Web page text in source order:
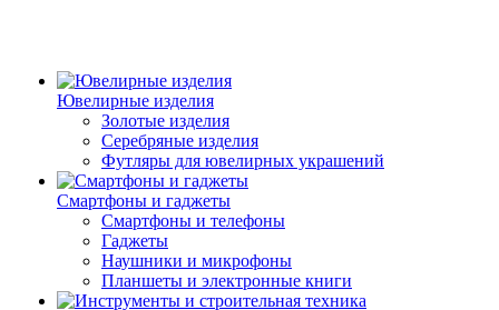
Ювелирные изделия
Золотые изделия
Серебряные изделия
Футляры для ювелирных украшений
Смартфоны и гаджеты
Смартфоны и телефоны
Гаджеты
Наушники и микрофоны
Планшеты и электронные книги